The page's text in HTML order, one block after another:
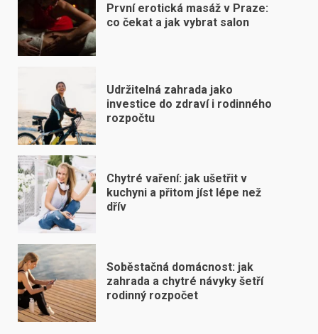
První erotická masáž v Praze:
co čekat a jak vybrat salon
Udržitelná zahrada jako
investice do zdraví i rodinného
rozpočtu
Chytré vaření: jak ušetřit v
kuchyni a přitom jíst lépe než
dřív
Soběstačná domácnost: jak
zahrada a chytré návyky šetří
rodinný rozpočet